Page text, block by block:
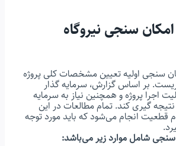
سنجی نیروگاه
سنجی اولیه تعیین مشخصات کلی پروژه
بر اساس گزارش، سرمایه گذار
اجرا پروژه و همچنین نیاز به سرمایه
گیری کند. تمام مطالعات در این
قطعیت انجام می‌شود که باید مورد توجه
شامل موارد زیر می‌باشد: